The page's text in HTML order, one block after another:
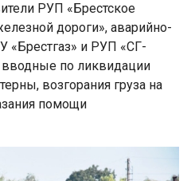
РУП «Брестское
дороги», аварийно-
«Брестгаз» и РУП «СГ-
по ликвидации
возгорания груза на
помощи